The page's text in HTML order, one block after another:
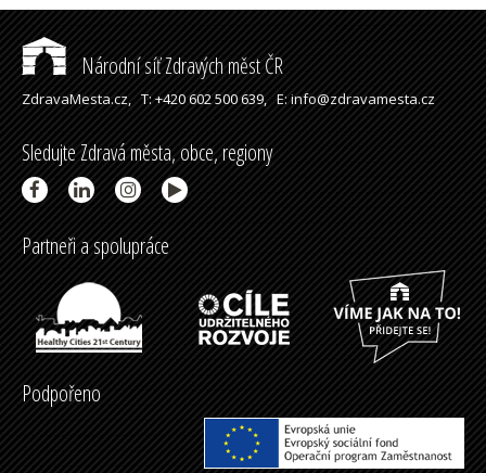
Národní síť Zdravých měst ČR
ZdravaMesta.cz,T: +420 602 500 639,E: info@zdravamesta.cz
Sledujte Zdravá města, obce, regiony
Partneři a spolupráce
Podpořeno